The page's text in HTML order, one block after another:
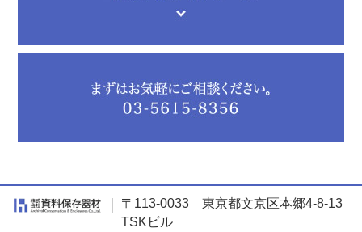
〒113-0033 東京都文京区本郷4-8-13
TSKビル